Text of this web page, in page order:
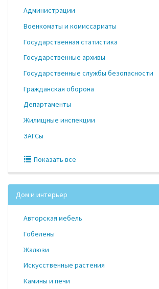
Администрации
Военкоматы и комиссариаты
Государственная статистика
Государственные архивы
Государственные службы безопасности
Гражданская оборона
Департаменты
Жилищные инспекции
ЗАГСы
Показать все
Дом и интерьер
Авторская мебель
Гобелены
Жалюзи
Искусственные растения
Камины и печи